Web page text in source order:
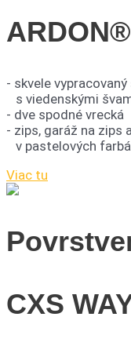
- skvele
s viedenskými
- dve spodné vrecká
- zips, garáž na zips
v pastelových
Viac tu
CXS